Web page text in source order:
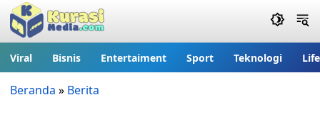
Viral Bisnis Entertaiment Sport Teknologi
Beranda » Berita